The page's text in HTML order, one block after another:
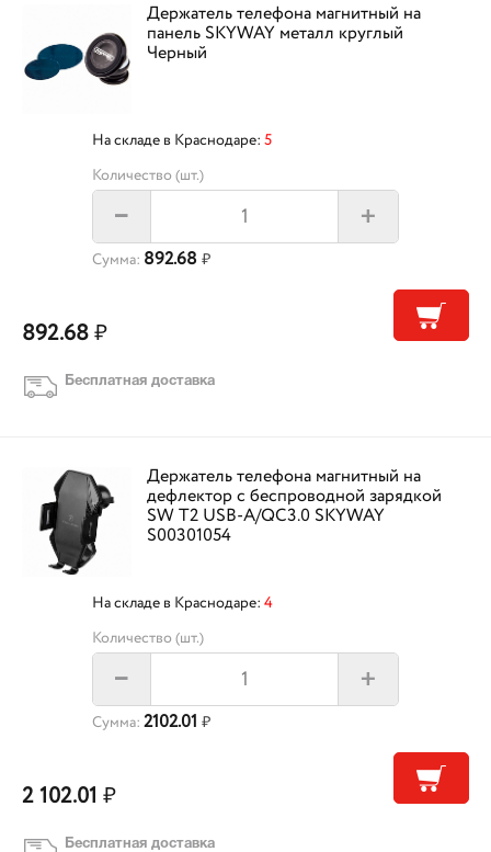
Держатель телефона магнитный на
панель SKYWAY металл круглый
Черный
На складе в Краснодаре: 5
Количество (шт.)
– +
Сумма: 892.68 ₽
892.68₽
Бесплатная доставка
Держатель телефона магнитный на
дефлектор с беспроводной зарядкой
SW T2 USB-A/QC3.0 SKYWAY
S00301054
На складе в Краснодаре: 4
Количество (шт.)
– +
Сумма: 2102.01 ₽
2 102.01 ₽
Бесплатная доставка